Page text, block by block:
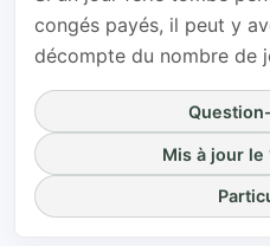
congés payés, il peut y
décompte du nombre de
Mis à jour